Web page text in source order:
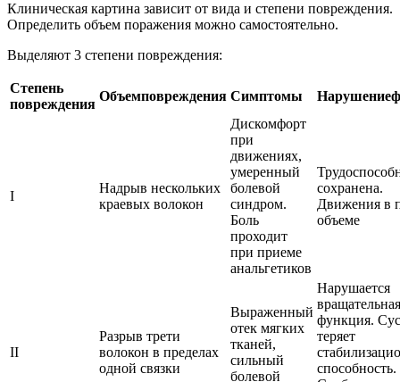
Клиническая картина зависит от вида и степени повреждения.
Определить объем поражения можно самостоятельно.
Выделяют 3 степени повреждения:
Степень
повреждения
Объемповреждения Симптомы Нарушение
I
Надрыв нескольких
краевых волокон
Дискомфорт
при
движениях,
умеренный
болевой
синдром.
Боль
проходит
при приеме
анальгетиков
сохранена.
Движения в
объеме
II
Разрыв трети
волокон в пределах
одной связки
Выраженный
отек мягких
тканей,
сильный
болевой
Нарушается
вращательная
функция.
теряет
способность.